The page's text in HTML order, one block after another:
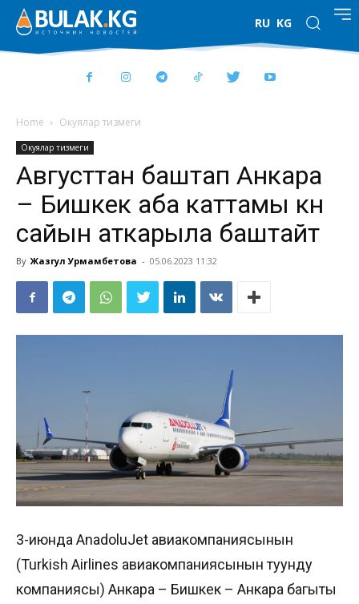
RU KG
Home Окуялар тизмеги
Окуялар тизмеги
Августтан баштап Анкара
– Бишкек аба каттамы күн
сайын аткарыла баштайт
By Жазгул Урмамбетова - 05.06.2023 11:32
3-июнда AnadoluJet авиакомпаниясынын
(Turkish Airlines авиакомпаниясынын туунду
компаниясы) Анкара – Бишкек – Анкара багыты